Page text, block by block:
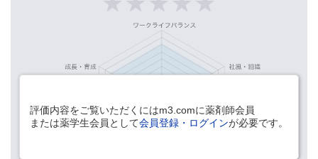
評価内容をご覧いただくにはm3.comに薬剤師会員
または薬学生会員として会員登録・ログインが必要です。